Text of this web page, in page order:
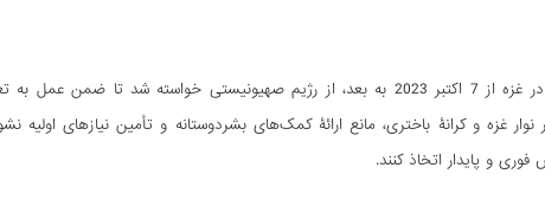
_ با توجه به ادامۀ جنایات صهیونیست‌ها در غزه از 7 اکتبر 2023 به بعد، از رژیم صهیونیستی
غزه و کرانۀ باختری، مانع ارائۀ کمک‌های بشردوستانه و تأمین نیازهای
و پایدار اتخاذ کنند.